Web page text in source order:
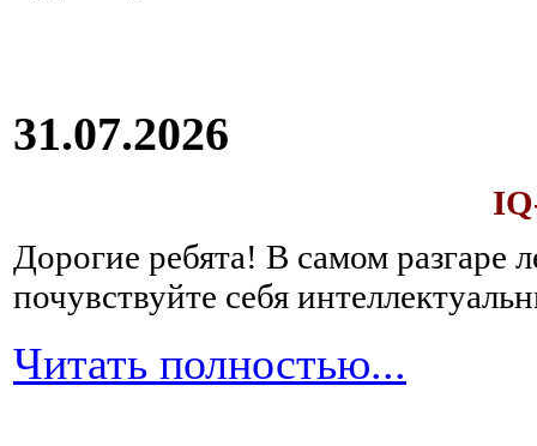
31.07.2026
Дорогие ребята! В самом разгаре
почувствуйте себя
Читать полностью...